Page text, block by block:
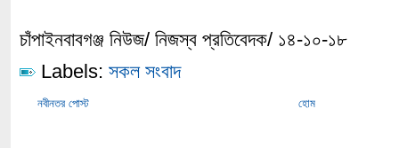
চাঁপাইনবাবগঞ্জ নিউজ/ নিজস্ব প্রতিবেদক/ ১৪-১০-১৮
Labels: সকল সংবাদ
নবীনতর পোস্ট হোম